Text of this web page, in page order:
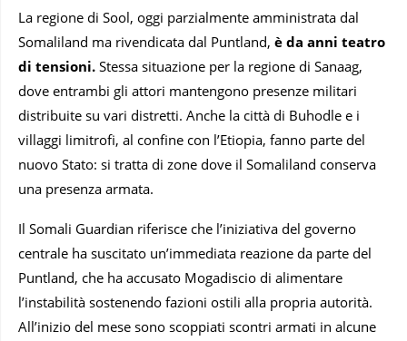
La regione di Sool, oggi parzialmente amministrata dal
Somaliland ma rivendicata dal Puntland, è da anni teatro
di tensioni. Stessa situazione per la regione di Sanaag,
dove entrambi gli attori mantengono presenze militari
distribuite su vari distretti. Anche la città di Buhodle e i
villaggi limitrofi, al confine con l’Etiopia, fanno parte del
nuovo Stato: si tratta di zone dove il Somaliland conserva
una presenza armata.
Il Somali Guardian riferisce che l’iniziativa del governo
centrale ha suscitato un’immediata reazione da parte del
Puntland, che ha accusato Mogadiscio di alimentare
l’instabilità sostenendo fazioni ostili alla propria autorità.
All’inizio del mese sono scoppiati scontri armati in alcune